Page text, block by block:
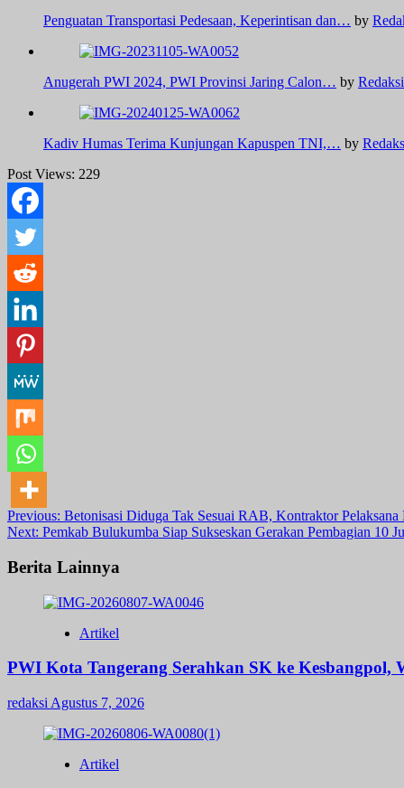
Penguatan Transportasi Pedesaan, Keperintisan dan… by
Anugerah PWI 2024, PWI Provinsi Jaring Calon… by Redaksi
Kadiv Humas Terima Kunjungan Kapuspen TNI,… by
Post Views: 229
Post
navigation
Previous: Betonisasi Diduga Tak Sesuai RAB, Kontraktor Pelaksana
Next: Pemkab Bulukumba Siap Sukseskan Gerakan Pembagian 10
Berita Lainnya
Artikel
PWI Kota Tangerang Serahkan SK ke Kesbangpol,
redaksi Agustus 7, 2026
Artikel